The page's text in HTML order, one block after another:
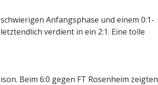
Anfangsphase und einem 0:1-
verdient in ein 2:1. Eine tolle
Beim 6:0 gegen FT Rosenheim zeigten